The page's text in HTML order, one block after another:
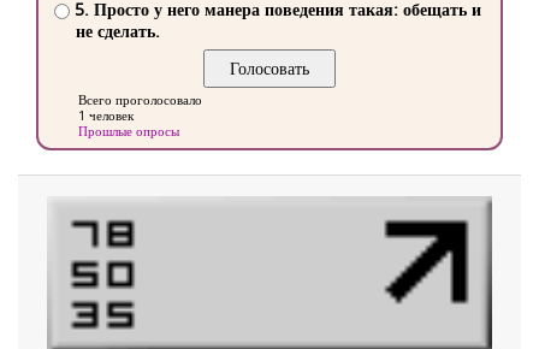
5. Просто у него манера поведения такая: обещать и
не сделать.
Всего проголосовало
1 человек
Прошлые опросы